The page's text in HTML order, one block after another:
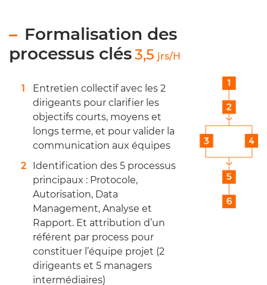
Formalisation des
processus clés3,5 jrs/H
Entretien collectif avec les 2
dirigeants pour clarifier les
objectifs courts, moyens et
longs terme, et pour valider la
communication aux équipes
Identification des 5 processus
principaux : Protocole,
Autorisation, Data
Management, Analyse et
Rapport. Et attribution d’un
référent par process pour
constituer l’équipe projet (2
dirigeants et 5 managers
intermédiaires)